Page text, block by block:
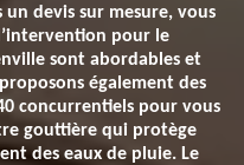
devis sur mesure, vous
pour le
sont abordables et
également des
concurrentiels pour vous
gouttière qui protège
des eaux de pluie. Le